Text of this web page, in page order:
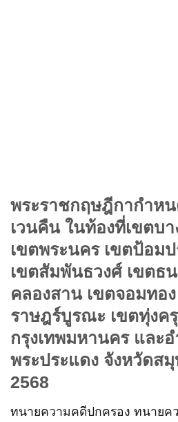
พระราชกฤษฎีกากำห
เวนคืน ในท้องที่เขตบ
เขตพระนคร เขตป้อม
เขตสัมพันธวงศ์ เขตธ
คลองสาน เขตจอมทอ
ราษฎร์บูรณะ เขตทุ่งครุ
กรุงเทพมหานคร และอ
พระประแดง จังหวัดส
2568
ทนายความคดีปกครอง ทนายค